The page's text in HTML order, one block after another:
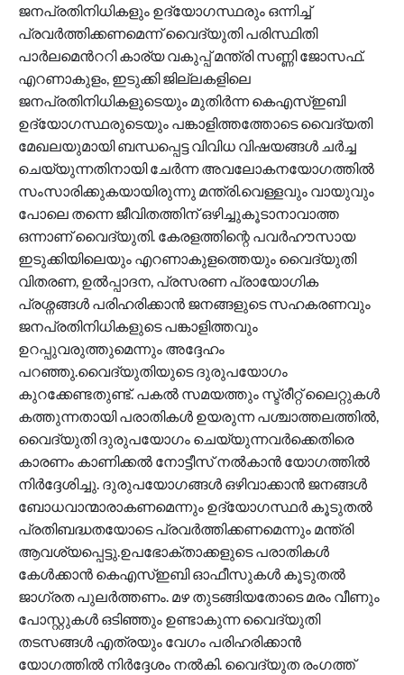
ജനപ്രതിനിധികളും ഉദ്യോഗസ്ഥരും ഒന്നിച്ച്
പ്രവർത്തിക്കണമെന്ന് വൈദ്യുതി പരിസ്ഥിതി
പാർലമെന്‍ററി കാര്യ വകുപ്പ് മന്ത്രി സണ്ണി ജോസഫ്.
എറണാകുളം, ഇടുക്കി ജില്ലകളിലെ
ജനപ്രതിനിധികളുടെയും മുതിർന്ന കെഎസ്ഇബി
ഉദ്യോഗസ്ഥരുടെയും പങ്കാളിത്തത്തോടെ വൈദ്യതി
മേഖലയുമായി ബന്ധപ്പെട്ട വിവിധ വിഷയങ്ങൾ ചർച്ച
ചെയ്യുന്നതിനായി ചേർന്ന അവലോകനയോഗത്തിൽ
സംസാരിക്കുകയായിരുന്നു മന്ത്രി.വെള്ളവും വായുവും
പോലെ തന്നെ ജീവിതത്തിന് ഒഴിച്ചുകൂടാനാവാത്ത
ഒന്നാണ് വൈദ്യുതി. കേരളത്തിന്റെ പവർഹൗസായ
ഇടുക്കിയിലെയും എറണാകുളത്തെയും വൈദ്യുതി
വിതരണ, ഉൽപ്പാദന, പ്രസരണ പ്രായോഗിക
പ്രശ്നങ്ങൾ പരിഹരിക്കാൻ ജനങ്ങളുടെ സഹകരണവും
ജനപ്രതിനിധികളുടെ പങ്കാളിത്തവും
ഉറപ്പുവരുത്തുമെന്നും അദ്ദേഹം
പറഞ്ഞു.വൈദ്യുതിയുടെ ദുരുപയോഗം
കുറക്കേണ്ടതുണ്ട്. പകൽ സമയത്തും സ്ട്രീറ്റ് ലൈറ്റുകൾ
കത്തുന്നതായി പരാതികൾ ഉയരുന്ന പശ്ചാത്തലത്തിൽ,
വൈദ്യുതി ദുരുപയോഗം ചെയ്യുന്നവർക്കെതിരെ
കാരണം കാണിക്കൽ നോട്ടീസ് നൽകാൻ യോഗത്തിൽ
നിർദ്ദേശിച്ചു. ദുരുപയോഗങ്ങൾ ഒഴിവാക്കാൻ ജനങ്ങൾ
ബോധവാന്മാരാകണമെന്നും ഉദ്യോഗസ്ഥർ കൂടുതൽ
പ്രതിബദ്ധതയോടെ പ്രവർത്തിക്കണമെന്നും മന്ത്രി
ആവശ്യപ്പെട്ടു.ഉപഭോക്താക്കളുടെ പരാതികൾ
കേൾക്കാൻ കെഎസ്ഇബി ഓഫീസുകൾ കൂടുതൽ
ജാഗ്രത പുലർത്തണം. മഴ തുടങ്ങിയതോടെ മരം വീണും
പോസ്റ്റുകൾ ഒടിഞ്ഞും ഉണ്ടാകുന്ന വൈദ്യുതി
തടസങ്ങൾ എത്രയും വേഗം പരിഹരിക്കാൻ
യോഗത്തിൽ നിർദ്ദേശം നൽകി. വൈദ്യുത രംഗത്ത്